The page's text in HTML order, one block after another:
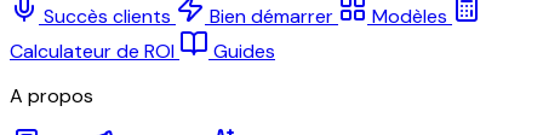
Succès clients Bien démarrer
Modèles
Calculateur de ROI
Guides
A propos